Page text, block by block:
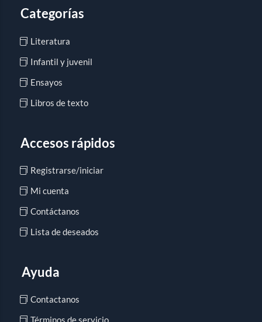
Categorías
Literatura
Infantil y juvenil
Ensayos
Libros de texto
Accesos rápidos
Registrarse/iniciar
Mi cuenta
Contáctanos
Lista de deseados
Ayuda
Contactanos